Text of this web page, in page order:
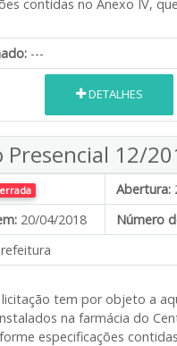
contidas no Anexo IV,
---
DETALHES
Presencial 12/
Abertura:
20/04/2018
Número
tem por objeto a
na farmácia do
especificações